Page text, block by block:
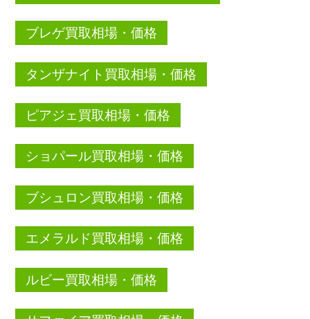
ブレゲ買取相場・価格
タンザナイト買取相場・価格
ピアジェ買取相場・価格
ショパール買取相場・価格
ブシュロン買取相場・価格
エメラルド買取相場・価格
ルビー買取相場・価格